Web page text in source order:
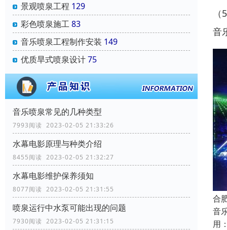
景观喷泉工程 129
彩色喷泉施工83
音乐喷泉工程制作安装 149
优质旱式喷泉设计75
音乐喷泉常见的几种类型
7993阅读 2023-02-05 21:33:26
水幕电影原理与种类介绍
8455阅读 2023-02-05 21:32:27
水幕电影维护保养须知
8077阅读 2023-02-05 21:31:55
喷泉运行中水泵可能出现的问题
7930阅读 2023-02-05 21:31:15
音
合
音
用